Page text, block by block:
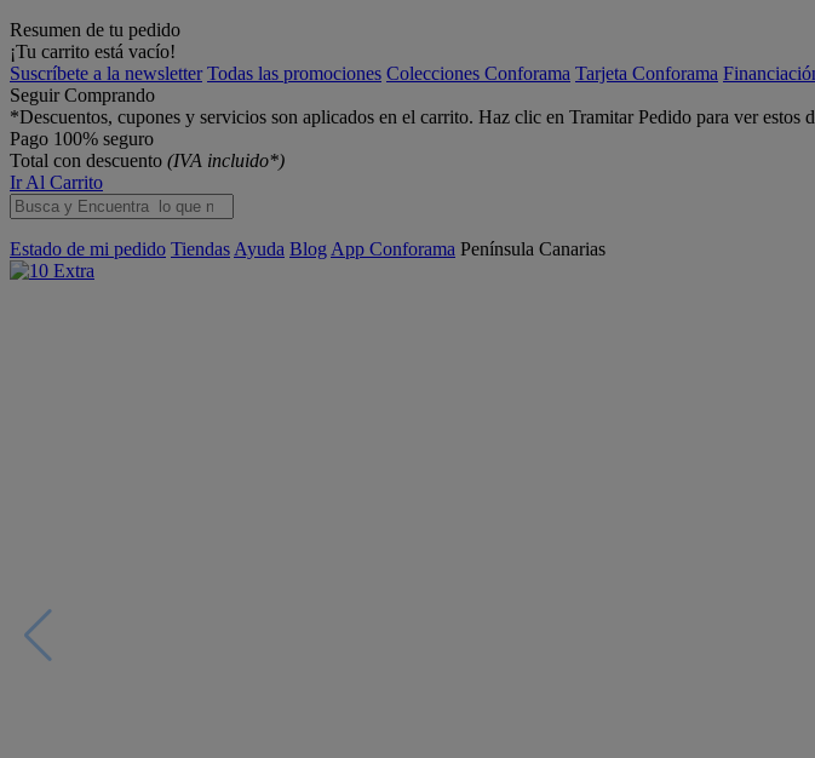
Resumen de tu pedido
¡Tu carrito está vacío!
Suscríbete a la newsletter Todas las promociones Colecciones Conforama Tarjeta Conforama
Seguir Comprando
*Descuentos, cupones y servicios son aplicados en el carrito. Haz clic en Tramitar Pedido para ver estos
Pago 100% seguro
Total con descuento (IVA incluido*)
Ir Al Carrito
Estado de mi pedido Tiendas Ayuda Blog App Conforama Península Canarias